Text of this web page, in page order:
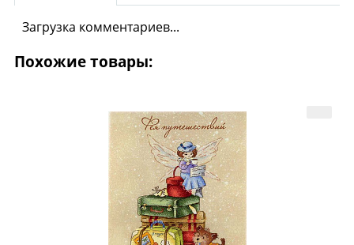
Загрузка комментариев...
Похожие товары: